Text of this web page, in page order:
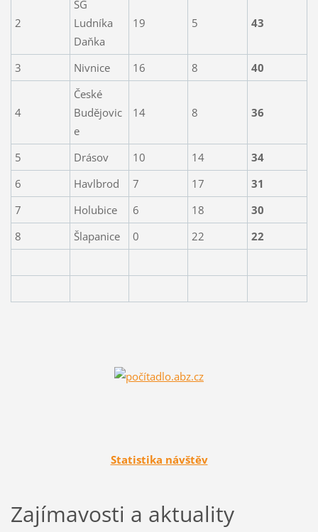
2
SG
Ludníka
Daňka
19 5 43
3 Nivnice 16 8 40
4
České
Budějovic
e
14 8 36
5 Drásov 10 14
34
6
Havlbrod 7 17
31
7
Holubice 6 18
30
8
Šlapanice 0 22 22
Statistika návštěv
Zajímavosti a aktuality